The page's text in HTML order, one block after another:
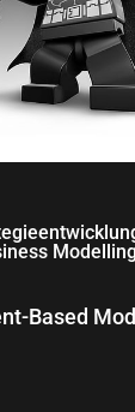
Modelling
Based